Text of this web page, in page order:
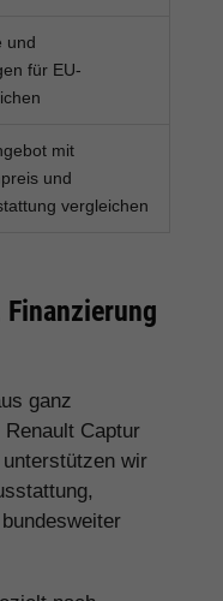
und
für EU-
mit
und
vergleichen
Finanzierung
ganz
Captur
wir